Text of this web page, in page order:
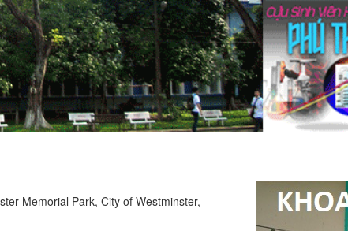
Memorial Park, City of Westminster,